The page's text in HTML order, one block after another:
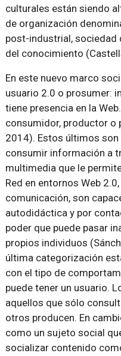
culturales están siendo
de organización
post-industrial,
del conocimiento
En este nuevo marco
usuario 2.0 o prosumer:
tiene presencia en la
consumidor, productor o
2014). Estos últimos
consumir información a
multimedia que le
Red en entornos Web
comunicación, son
autodidáctica y por
poder que puede pasar
propios individuos
última categorización
con el tipo de
puede tener un usuario.
aquellos que sólo
otros producen. En
como un sujeto social
socializar contenido